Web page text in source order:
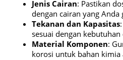
Jenis Cairan: Pastikan
dengan cairan yang Anda
Tekanan dan Kapasitas
sesuai dengan
Material Komponen:
korosi untuk bahan kimia